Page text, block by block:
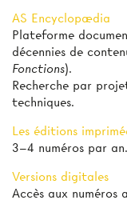
AS Encyclopædia
Plateforme
décennies de
Fonctions).
Recherche par
techniques.
Les éditions
3–4 numéros par an.
Versions digitales
Accès aux numéros